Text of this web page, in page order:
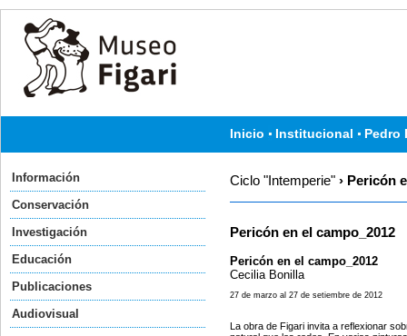
Inicio Institucional Pedro
Información
Conservación
Investigación
Educación
Publicaciones
Audiovisual
Ciclo "Intemperie" › Pericón
Pericón en el campo_2012
Pericón en el campo_2012
Cecilia Bonilla
27 de marzo al 27 de setiembre de 2012
La obra de Figari invita a reflexionar